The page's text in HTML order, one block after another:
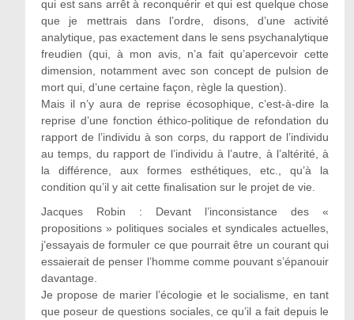
qui est sans arrêt à reconquérir et qui est quelque chose
que je mettrais dans l’ordre, disons, d’une activité
analytique, pas exactement dans le sens psychanalytique
freudien (qui, à mon avis, n’a fait qu’apercevoir cette
dimension, notamment avec son concept de pulsion de
mort qui, d’une certaine façon, règle la question).
Mais il n’y aura de reprise écosophique, c’est-à-dire la
reprise d’une fonction éthico-politique de refondation du
rapport de l’individu à son corps, du rapport de l’individu
au temps, du rapport de l’individu à l’autre, à l’altérité, à
la différence, aux formes esthétiques, etc., qu’à la
condition qu’il y ait cette finalisation sur le projet de vie.
Jacques Robin : Devant l’inconsistance des «
propositions » politiques sociales et syndicales actuelles,
j’essayais de formuler ce que pourrait être un courant qui
essaierait de penser l’homme comme pouvant s’épanouir
davantage.
Je propose de marier l’écologie et le socialisme, en tant
que poseur de questions sociales, ce qu’il a fait depuis le